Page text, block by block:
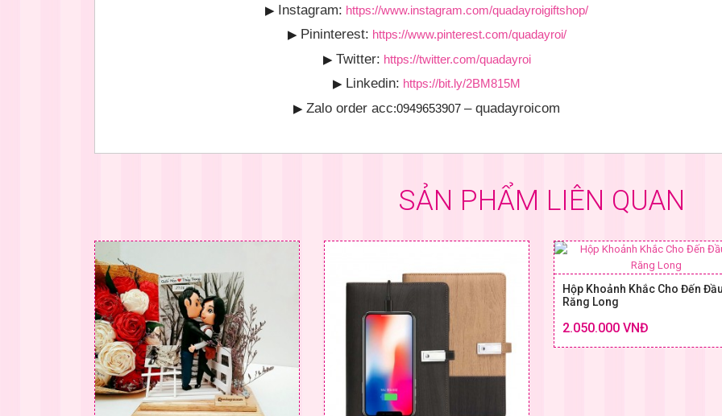
▶ Instagram: https://www.instagram.com/quadayroigiftshop/
▶ Pininterest: https://www.pinterest.com/quadayroi/
▶ Twitter: https://twitter.com/quadayroi
▶ Linkedin: https://bit.ly/2BM815M
▶ Zalo order acc:0949653907 – quadayroicom
SẢN PHẨM LIÊN QUAN
Hộp Khoảnh Khắc Cho Đến
Răng Long
2.050.000 VNĐ